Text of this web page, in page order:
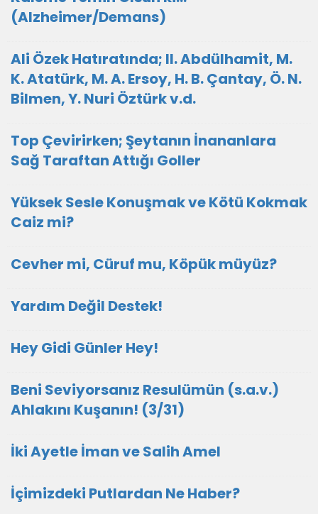
(Alzheimer/Demans)
Ali Özek Hatıratında; II. Abdülhamit, M.
K. Atatürk, M. A. Ersoy, H. B. Çantay, Ö. N.
Bilmen, Y. Nuri Öztürk v.d.
Top Çevirirken; Şeytanın İnananlara
Sağ Taraftan Attığı Goller
Yüksek Sesle Konuşmak ve Kötü Kokmak
Caiz mi?
Cevher mi, Cüruf mu, Köpük müyüz?
Yardım Değil Destek!
Hey Gidi Günler Hey!
Beni Seviyorsanız Resulümün (s.a.v.)
Ahlakını Kuşanın! (3/31)
İki Ayetle İman ve Salih Amel
İçimizdeki Putlardan Ne Haber?